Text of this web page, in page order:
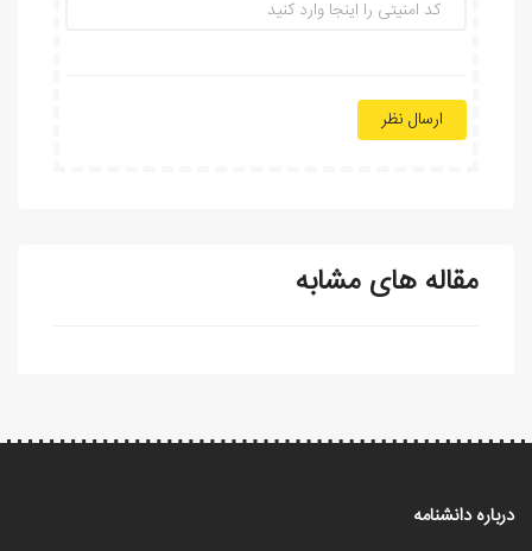
ارسال نظر
مقاله های مشابه
درباره دانشنامه